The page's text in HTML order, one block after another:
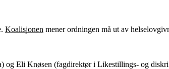
Koalisjonen mener ordningen må ut av
og Eli Knøsen (fagdirektør i Likestillings- og